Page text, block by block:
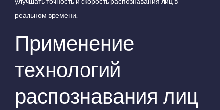
улучшать точность и скорость распознавания лиц в
реальном времени.
Применение
технологий
распознавания лиц